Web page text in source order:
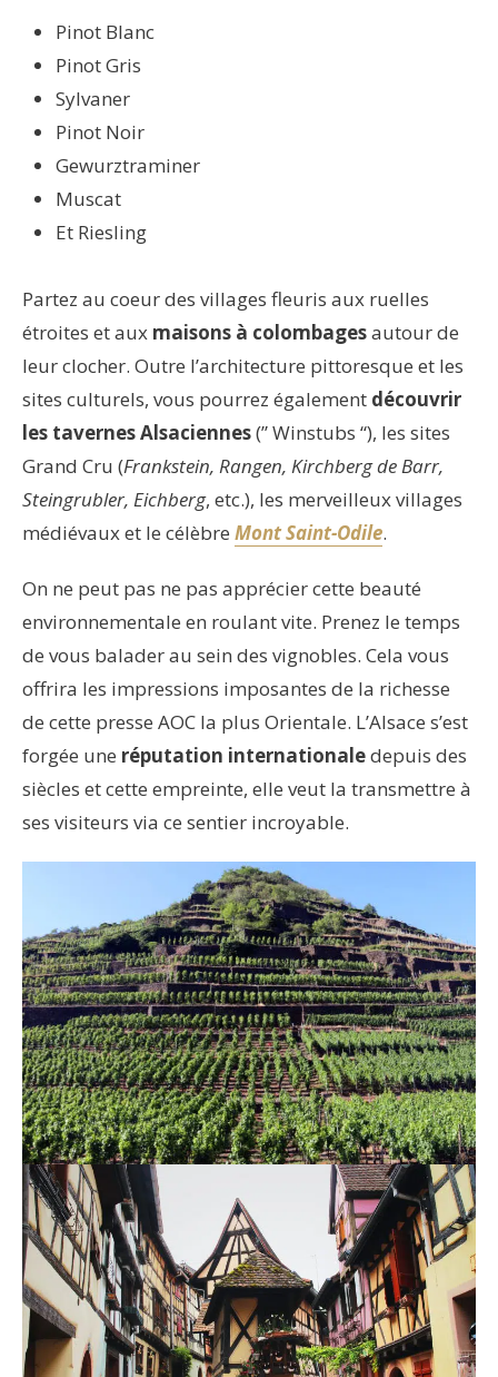
Pinot Blanc
Pinot Gris
Sylvaner
Pinot Noir
Gewurztraminer
Muscat
Et Riesling
Partez au coeur des villages fleuris aux ruelles
étroites et aux maisons à colombagesautour de
leur clocher. Outre l’architecture pittoresque et les
sites culturels, vous pourrez également découvrir
les tavernes Alsaciennes(” Winstubs “), les sites
Grand Cru (Frankstein, Rangen, Kirchberg de Barr,
Steingrubler, Eichberg, etc.), les merveilleux villages
médiévaux et le célèbre Mont Saint-Odile.
On ne peut pas ne pas apprécier cette beauté
environnementale en roulant vite. Prenez le temps
de vous balader au sein des vignobles. Cela vous
offrira les impressions imposantes de la richesse
de cette presse AOC la plus Orientale. L’Alsace s’est
forgée une réputation internationaledepuis des
siècles et cette empreinte, elle veut la transmettre à
ses visiteurs via ce sentier incroyable.